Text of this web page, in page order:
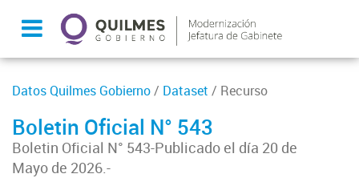
Datos Quilmes Gobierno/ Dataset / Recurso
Boletin Oficial N° 543
Boletin Oficial N° 543-Publicado el día 20 de
Mayo de 2026.-